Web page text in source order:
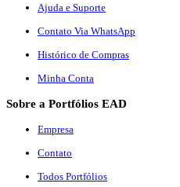
Ajuda e Suporte
Contato Via WhatsApp
Histórico de Compras
Minha Conta
Sobre a Portfólios EAD
Empresa
Contato
Todos Portfólios